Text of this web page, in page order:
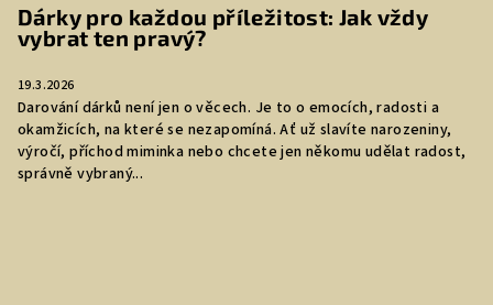
Dárky pro každou příležitost: Jak vždy
vybrat ten pravý?
19.3.2026
Darování dárků není jen o věcech. Je to o emocích, radosti a
okamžicích, na které se nezapomíná. Ať už slavíte narozeniny,
výročí, příchod miminka nebo chcete jen někomu udělat radost,
správně vybraný...